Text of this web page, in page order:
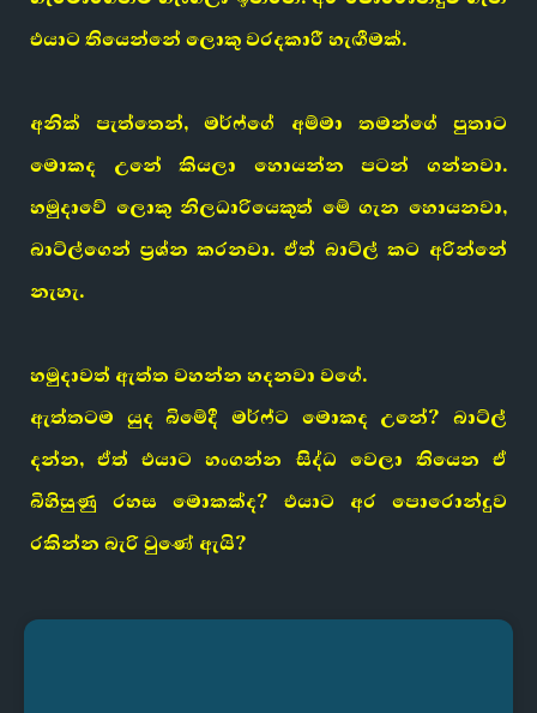
එයාට තියෙන්නේ ලොකු වරදකාරී හැඟීමක්.
අනික් පැත්තෙන්, මර්ෆ්ගේ අම්මා තමන්ගේ පුතාට
මොකද උනේ කියලා හොයන්න පටන් ගන්නවා.
හමුදාවේ ලොකු නිලධාරියෙකුත් මේ ගැන හොයනවා,
බාට්ල්ගෙන් ප්‍රශ්න කරනවා. ඒත් බාට්ල් කට අරින්නේ
නැහැ.
හමුදාවත් ඇත්ත වහන්න හදනවා වගේ.
ඇත්තටම යුද බිමේදී මර්ෆ්ට මොකද උනේ? බාට්ල්
දන්න, ඒත් එයාට හංගන්න සිද්ධ වෙලා තියෙන ඒ
බිහිසුණු රහස මොකක්ද? එයාට අර පොරොන්දුව
රකින්න බැරි වුණේ ඇයි?